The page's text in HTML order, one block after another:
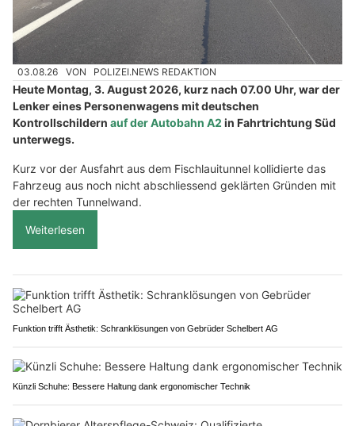
03.08.26 VON POLIZEI.NEWS REDAKTION
Heute Montag, 3. August 2026, kurz nach 07.00 Uhr, war der
Lenker eines Personenwagens mit deutschen
Kontrollschildern auf der Autobahn A2 in Fahrtrichtung Süd
unterwegs.
Kurz vor der Ausfahrt aus dem Fischlauitunnel kollidierte das
Fahrzeug aus noch nicht abschliessend geklärten Gründen mit
der rechten Tunnelwand.
Weiterlesen
Funktion trifft Ästhetik: Schranklösungen von Gebrüder Schelbert AG
Künzli Schuhe: Bessere Haltung dank ergonomischer Technik